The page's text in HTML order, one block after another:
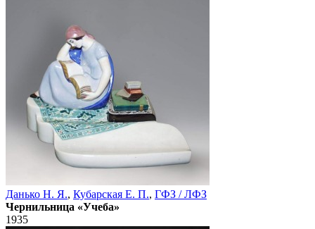
Данько Н. Я., Кубарская Е. П., ГФЗ / ЛФЗ
Чернильница «Учеба»
1935